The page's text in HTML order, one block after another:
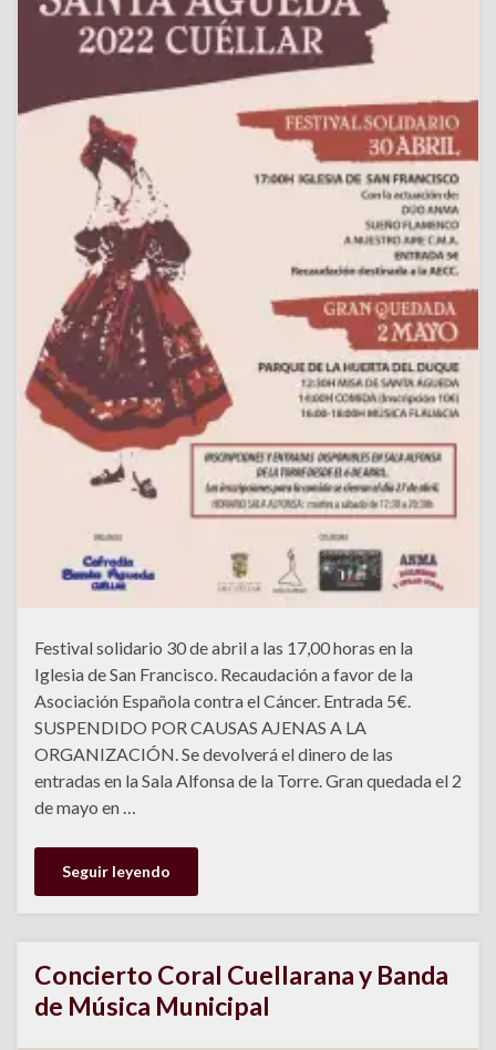
Festival solidario 30 de abril a las 17,00 horas en la
Iglesia de San Francisco. Recaudación a favor de la
Asociación Española contra el Cáncer. Entrada 5€.
SUSPENDIDO POR CAUSAS AJENAS A LA
ORGANIZACIÓN. Se devolverá el dinero de las
entradas en la Sala Alfonsa de la Torre. Gran quedada el 2
de mayo en …
Seguir leyendo
Concierto Coral Cuellarana y Banda
de Música Municipal